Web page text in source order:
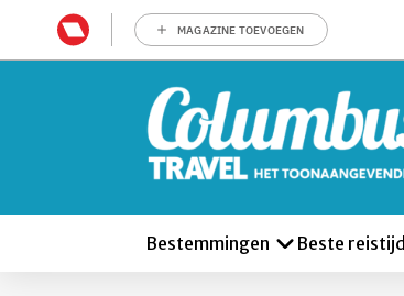
MAGAZINE TOEVOEGEN
Bestemmingen Beste reistijd